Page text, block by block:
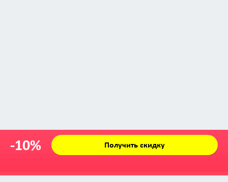
-10% Получить скидку